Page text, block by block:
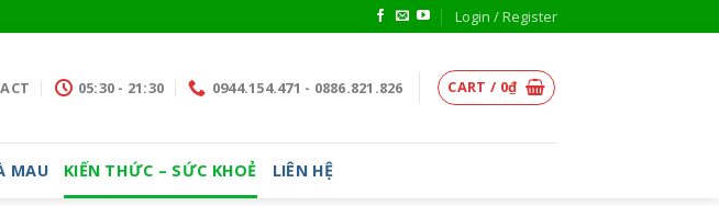
Login / Register
05:30 - 21:30 0944.154.471 - 0886.821.826 CART / 0₫
MAU KIẾN THỨC – SỨC KHOẺ LIÊN HỆ